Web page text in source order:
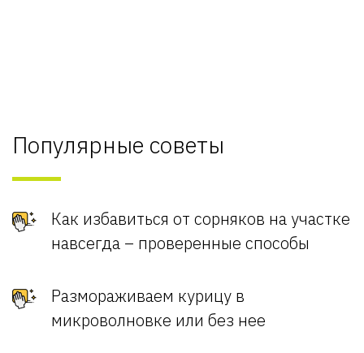
Популярные советы
Как избавиться от сорняков на участке
навсегда – проверенные способы
Размораживаем курицу в
микроволновке или без нее